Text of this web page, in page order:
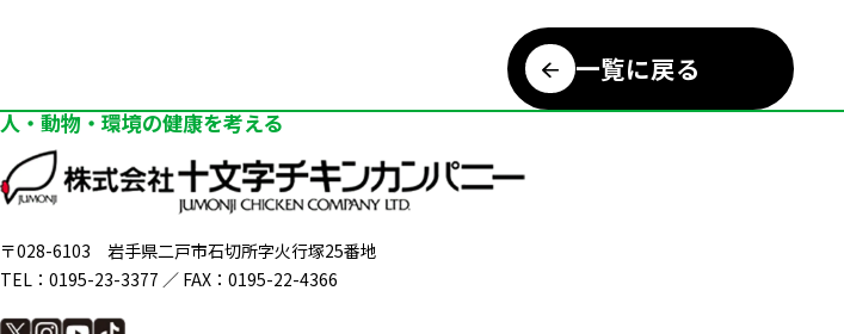
一覧に戻る
人・動物・環境の健康を考える
〒028-6103 岩手県二戸市石切所字火行塚25番地
TEL：0195-23-3377 ／ FAX：0195-22-4366